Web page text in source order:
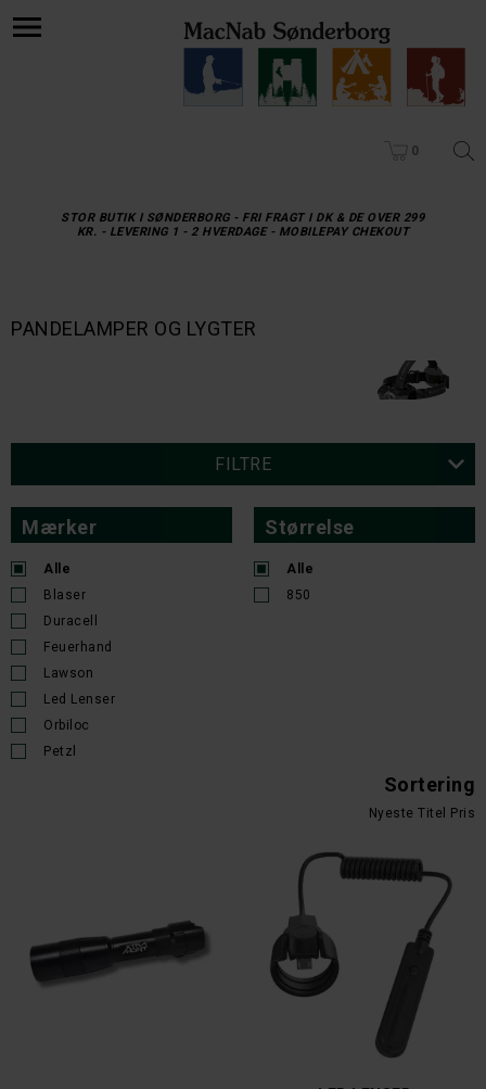
0
STOR BUTIK I SØNDERBORG - FRI FRAGT I DK & DE OVER 299
KR. - LEVERING 1 - 2 HVERDAGE - MOBILEPAY CHEKOUT
PANDELAMPER OG LYGTER
FILTRE
Mærker
Alle
Blaser
Duracell
Feuerhand
Lawson
Led Lenser
Orbiloc
Petzl
Størrelse
Alle
850
Sortering
Nyeste Titel Pris